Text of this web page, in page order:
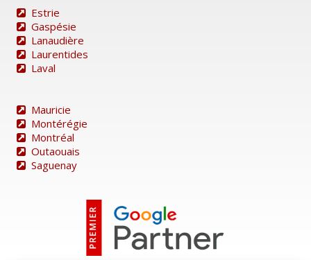
Estrie
Gaspésie
Lanaudière
Laurentides
Laval
Mauricie
Montérégie
Montréal
Outaouais
Saguenay